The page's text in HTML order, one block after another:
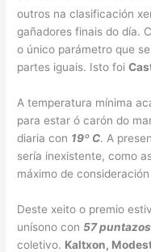
outros na clasificación
gañadores finais do día.
o único parámetro que
partes iguais. Isto foi
A temperatura mínima
para estar ó carón do
diaria con 19º C. A
sería inexistente, como
máximo de
Deste xeito o premio
unísono con57 puntazos
coletivo. Kaltxon,